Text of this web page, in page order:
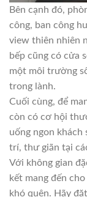
Bên cạnh đó,
công, ban công
view thiên nhiên
bếp cũng có cửa
một môi trường
trong lành.
Cuối cùng, để
còn có cơ hội
uống ngon khách
trí, thư giãn tại
Với không gian
kết mang đến
khó quên. Hãy